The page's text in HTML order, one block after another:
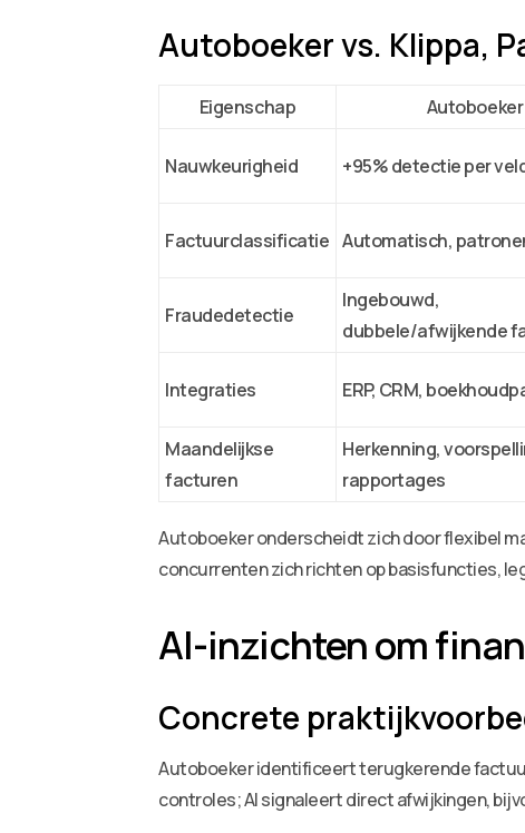
Autoboeker vs. Klippa,
Eigenschap Autoboeker
Nauwkeurigheid +95% detectie per
Factuurclassificatie Automatisch,
Fraudedetectie
Ingebouwd,
dubbele/afwijkende
Integraties ERP, CRM,
Maandelijkse
facturen
Herkenning,
rapportages
Autoboeker onderscheidt zich door flexibel
concurrenten zich richten op basisfuncties,
AI-inzichten om
Concrete
Autoboeker identificeert terugkerende
controles; AI signaleert direct afwijkingen,